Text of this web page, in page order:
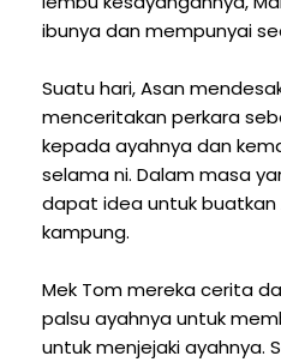
ibunya dan mempunyai
Suatu hari, Asan
menceritakan perkara
kepada ayahnya dan
selama ni. Dalam masa
dapat idea untuk buatkan
kampung.
Mek Tom mereka cerita
palsu ayahnya untuk
untuk menjejaki ayahnya.